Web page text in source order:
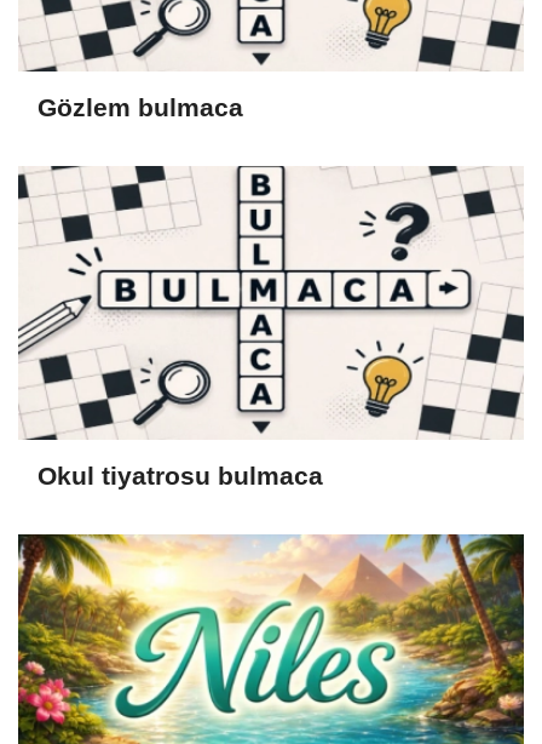
Gözlem bulmaca
Okul tiyatrosu bulmaca